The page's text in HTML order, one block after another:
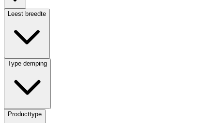
Leest breedte
Type demping
Producttype